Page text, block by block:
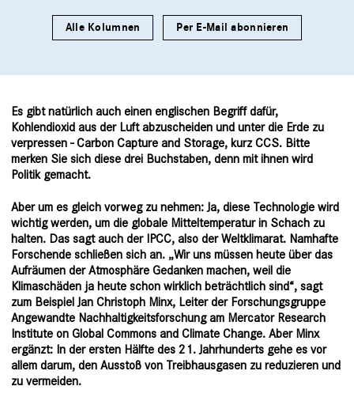
Alle Kolumnen Per E-Mail abonnieren
Es gibt natürlich auch einen englischen Begriff dafür,
Kohlendioxid aus der Luft abzuscheiden und unter die Erde zu
verpressen - Carbon Capture and Storage, kurz CCS. Bitte
merken Sie sich diese drei Buchstaben, denn mit ihnen wird
Politik gemacht.
Aber um es gleich vorweg zu nehmen: Ja, diese Technologie wird
wichtig werden, um die globale Mitteltemperatur in Schach zu
halten. Das sagt auch der IPCC, also der Weltklimarat. Namhafte
Forschende schließen sich an. „Wir uns müssen heute über das
Aufräumen der Atmosphäre Gedanken machen, weil die
Klimaschäden ja heute schon wirklich beträchtlich sind“, sagt
zum Beispiel Jan Christoph Minx, Leiter der Forschungsgruppe
Angewandte Nachhaltigkeitsforschung am Mercator Research
Institute on Global Commons and Climate Change. Aber Minx
ergänzt: In der ersten Hälfte des 21. Jahrhunderts gehe es vor
allem darum, den Ausstoß von Treibhausgasen zu reduzieren und
zu vermeiden.